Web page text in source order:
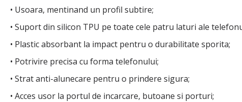
• Usoara, mentinand un profil subtire;
• Suport din silicon TPU pe toate cele patru laturi ale
• Plastic absorbant la impact pentru o durabilitate sporita;
• Potrivire precisa cu forma telefonului;
• Strat anti-alunecare pentru o prindere sigura;
• Acces usor la portul de incarcare, butoane si porturi;